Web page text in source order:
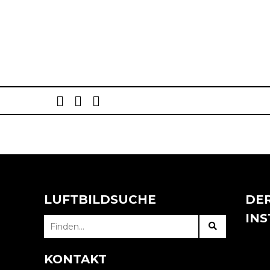
LUFTBILDSUCHE
SEARCH
FOR:
KONTAKT